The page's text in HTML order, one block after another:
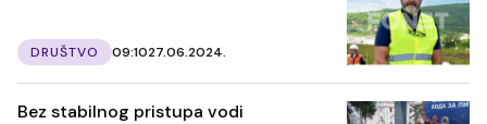
DRUŠTVO 09:1027.06.2024.
Bez stabilnog pristupa vodi